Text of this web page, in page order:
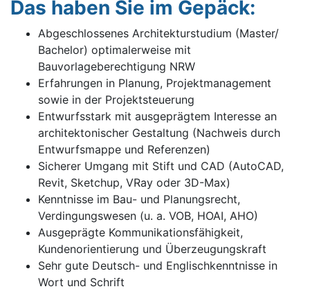
Das haben Sie im Gepäck:
Abgeschlossenes Architekturstudium (Master/
Bachelor) optimalerweise mit
Bauvorlageberechtigung NRW
Erfahrungen in Planung, Projektmanagement
sowie in der Projektsteuerung
Entwurfsstark mit ausgeprägtem Interesse an
architektonischer Gestaltung (Nachweis durch
Entwurfsmappe und Referenzen)
Sicherer Umgang mit Stift und CAD (AutoCAD,
Revit, Sketchup, VRay oder 3D-Max)
Kenntnisse im Bau- und Planungsrecht,
Verdingungswesen (u. a. VOB, HOAI, AHO)
Ausgeprägte Kommunikationsfähigkeit,
Kundenorientierung und Überzeugungskraft
Sehr gute Deutsch- und Englischkenntnisse in
Wort und Schrift